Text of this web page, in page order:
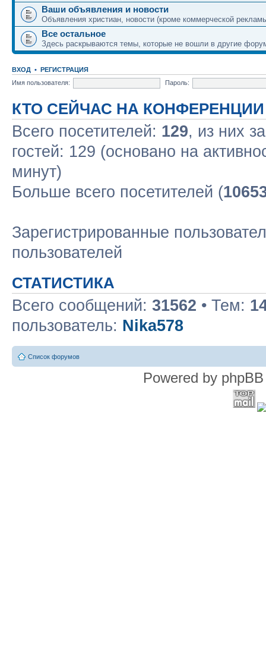
Ваши объявления и новости
Объявления христиан, новости (кроме коммерческой
Все остальное
Здесь раскрываются темы, которые не вошли в другие
ВХОД • РЕГИСТРАЦИЯ
Имя пользователя:
Пароль:
КТО СЕЙЧАС НА КОНФЕРЕНЦИИ
Всего посетителей: 129, из них
гостей: 129 (основано на
минут)
Больше всего посетителей (
Зарегистрированные
пользователей
СТАТИСТИКА
Всего сообщений: 31562 • Тем:
пользователь: Nika578
Список форумов
Powered by